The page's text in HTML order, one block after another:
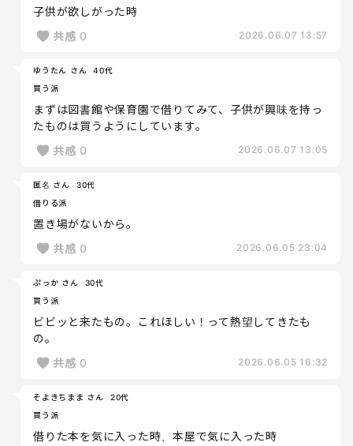
子供が欲しがった時
共感 0 2026.06.07 13:57
ゆうたん さん
40代
買う派
まずは図書館や保育園で借りてみて、子供が興味を持っ
たものは買うようにしています。
共感 0 2026.06.07 13:05
匿名 さん
30代
借りる派
置き場がないから。
共感 0 2026.06.05 23:04
ぷっか さん
30代
買う派
ビビッと来たもの。これほしい！って熱望してきたも
の。
共感 0 2026.06.05 16:32
そよきちまま さん
20代
買う派
借りた本を気に入った時、本屋で気に入った時